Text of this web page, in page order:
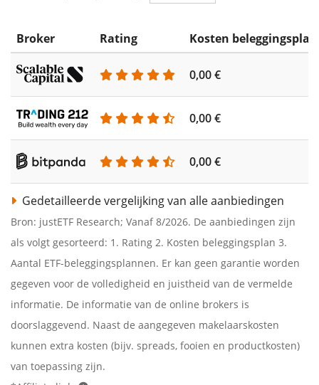
Broker Rating Kosten beleggingsplan
0,00 €
0,00 €
0,00 €
Gedetailleerde vergelijking van alle aanbiedingen
Bron: justETF Research; Vanaf 8/2026. De aanbiedingen zijn
als volgt gesorteerd: 1. Rating 2. Kosten beleggingsplan 3.
Aantal ETF-beleggingsplannen. Er kan geen garantie worden
gegeven voor de volledigheid en juistheid van de vermelde
informatie. De informatie van de online brokers is
doorslaggevend. Naast de aangegeven makelaarskosten
kunnen extra kosten (bijv. spreads, fooien en productkosten)
van toepassing zijn.